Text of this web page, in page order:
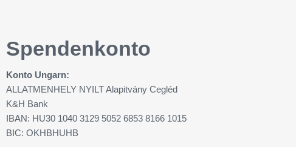
Spendenkonto
Konto Ungarn:
ALLATMENHELY NYILT Alapitvány Cegléd
K&H Bank
IBAN: HU30 1040 3129 5052 6853 8166 1015
BIC: OKHBHUHB